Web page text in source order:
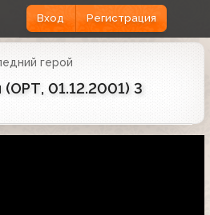
Вход Регистрация
герой
01.12.2001) 3